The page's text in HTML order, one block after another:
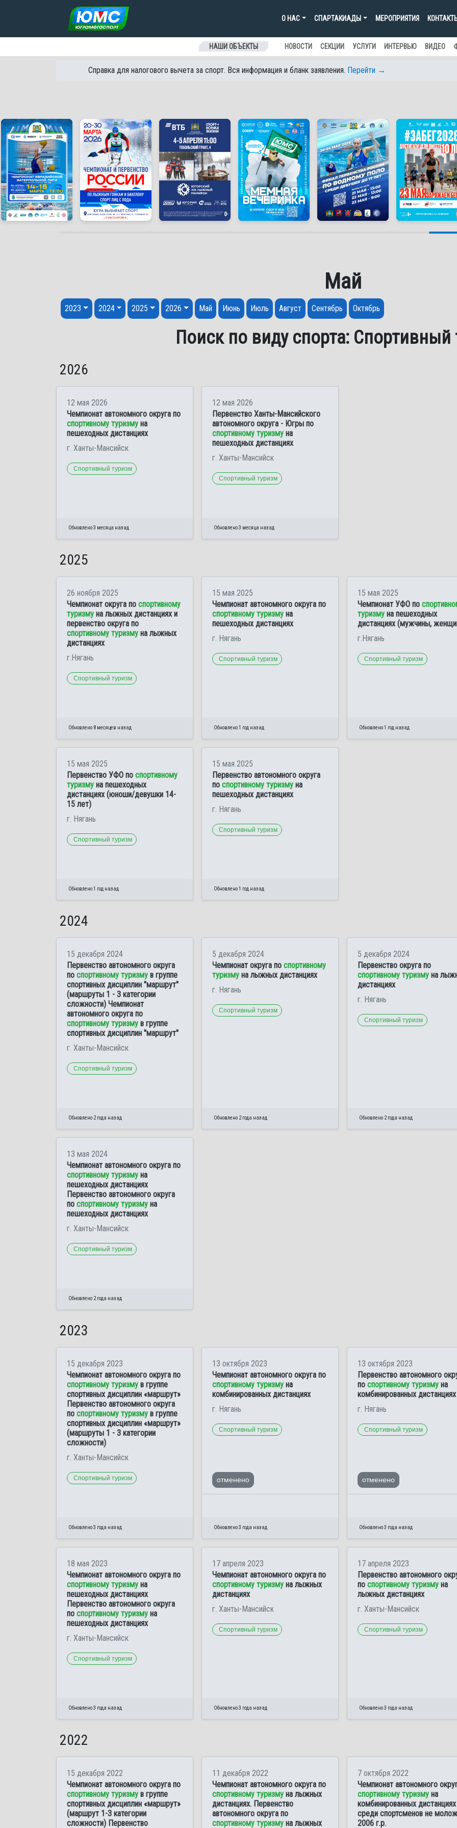
Перейти к содержанию
О НАС СПАРТАКИАДЫ МЕРОПРИЯТИЯ
НАШИ ОБЪЕКТЫ НОВОСТИ СЕКЦИИ УСЛУГИ ИНТЕРВЬЮ ВИДЕО
Справка для налогового вычета за спорт. Вся информация и бланк заявления. Перейти →
Май
Перейти к содержанию
2023 2024 2025 2026 Май Июнь Июль Август Сентябрь Октябрь
Поиск по виду спорта: Спортивный
2026
12 мая 2026
Чемпионат автономного округа по
спортивному туризму на
пешеходных дистанциях
г. Ханты-Мансийск
Спортивный туризм
Обновлено 3 месяца назад
12 мая 2026
Первенство Ханты-Мансийского
автономного округа - Югры по
спортивному туризму на
пешеходных дистанциях
г. Ханты-Мансийск
Спортивный туризм
Обновлено 3 месяца назад
2025
26 ноября 2025
Чемпионат округа по спортивному
туризму на лыжных дистанциях и
первенство округа по
спортивному туризму на лыжных
дистанциях
г.Нягань
Спортивный туризм
Обновлено 8 месяцев назад
15 мая 2025
Чемпионат автономного округа по
спортивному туризму на
пешеходных дистанциях
г. Нягань
Спортивный туризм
Обновлено 1 год назад
15 мая 2025
Чемпионат УФО по
туризму на пешеходных
дистанциях (мужчины,
г.Нягань
Спортивный туризм
Обновлено 1 год назад
15 мая 2025
Первенство УФО по спортивному
туризму на пешеходных
дистанциях (юноши/девушки 14-
15 лет)
г. Нягань
Спортивный туризм
Обновлено 1 год назад
15 мая 2025
Первенство автономного округа
по спортивному туризму на
пешеходных дистанциях
г. Нягань
Спортивный туризм
Обновлено 1 год назад
2024
15 декабря 2024
Первенство автономного округа
по спортивному туризму в группе
спортивных дисциплин "маршрут"
(маршруты 1 - 3 категории
сложности) Чемпионат
автономного округа по
спортивному туризму в группе
спортивных дисциплин "маршрут"
г. Ханты-Мансийск
Спортивный туризм
Обновлено 2 года назад
5 декабря 2024
Чемпионат округа по спортивному
туризму на лыжных дистанциях
г. Нягань
Спортивный туризм
Обновлено 2 года назад
5 декабря 2024
Первенство округа по
спортивному туризму на
дистанциях
г. Нягань
Спортивный туризм
Обновлено 2 года назад
13 мая 2024
Чемпионат автономного округа по
спортивному туризму на
пешеходных дистанциях
Первенство автономного округа
по спортивному туризму на
пешеходных дистанциях
г. Ханты-Мансийск
Спортивный туризм
Обновлено 2 года назад
2023
15 декабря 2023
Чемпионат автономного округа по
спортивному туризму в группе
спортивных дисциплин «маршрут»
Первенство автономного округа
по спортивному туризму в группе
спортивных дисциплин «маршрут»
(маршруты 1 - 3 категории
сложности)
г. Ханты-Мансийск
Спортивный туризм
Обновлено 3 года назад
13 октября 2023
Чемпионат автономного округа по
спортивному туризму на
комбинированных дистанциях
г. Нягань
Спортивный туризм
отменено
Обновлено 3 года назад
13 октября 2023
Первенство автономного
по спортивному туризму на
комбинированных дистанциях
г. Нягань
Спортивный туризм
отменено
Обновлено 3 года назад
18 мая 2023
Чемпионат автономного округа по
спортивному туризму на
пешеходных дистанциях
Первенство автономного округа
по спортивному туризму на
пешеходных дистанциях
г. Ханты-Мансийск
Спортивный туризм
Обновлено 3 года назад
17 апреля 2023
Чемпионат автономного округа по
спортивному туризму на лыжных
дистанциях
г. Ханты-Мансийск
Спортивный туризм
Обновлено 3 года назад
17 апреля 2023
Первенство автономного
по спортивному туризму на
лыжных дистанциях
г. Ханты-Мансийск
Спортивный туризм
Обновлено 3 года назад
2022
15 декабря 2022
Чемпионат автономного округа по
спортивному туризму в группе
спортивных дисциплин «маршрут»
(маршрут 1-3 категории
сложности) Первенство
11 декабря 2022
Чемпионат автономного округа по
спортивному туризму на лыжных
дистанциях. Первенство
автономного округа по
спортивному туризму на лыжных
7 октября 2022
Чемпионат автономного
спортивному туризму на
комбинированных дистанциях
среди спортсменов не
2006 г.р.